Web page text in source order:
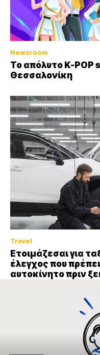
Newsroom
Το απόλυτο K-POP
Θεσσαλονίκη
Travel
Ετοιμάζεσαι για
έλεγχος που
αυτοκίνητο πριν